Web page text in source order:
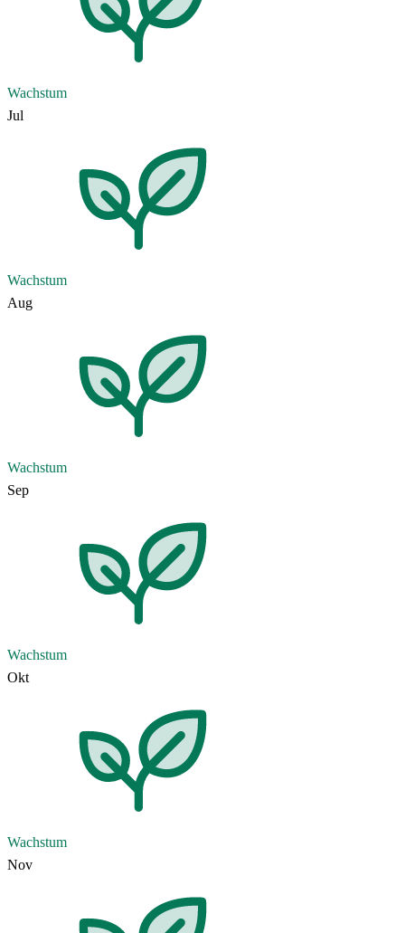
Wachstum
Jul
Wachstum
Aug
Wachstum
Sep
Wachstum
Okt
Wachstum
Nov